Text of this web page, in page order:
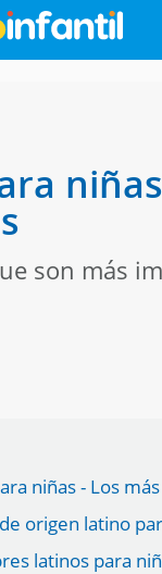
son más
niñas - Los
origen latino
latinos para